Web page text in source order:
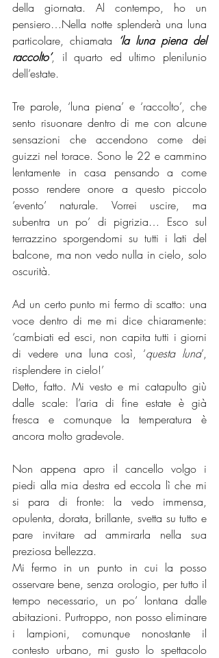
della giornata. Al contempo, ho un
pensiero…Nella notte splenderà una luna
particolare, chiamata ‘la luna piena del
raccolto’, il quarto ed ultimo plenilunio
dell’estate.
Tre parole, ‘luna piena’ e ‘raccolto’, che
sento risuonare dentro di me con alcune
sensazioni che accendono come dei
guizzi nel torace. Sono le 22 e cammino
lentamente in casa pensando a come
posso rendere onore a questo piccolo
‘evento’ naturale. Vorrei uscire, ma
subentra un po’ di pigrizia… Esco sul
terrazzino sporgendomi su tutti i lati del
balcone, ma non vedo nulla in cielo, solo
oscurità.
Ad un certo punto mi fermo di scatto: una
voce dentro di me mi dice chiaramente:
‘cambiati ed esci, non capita tutti i giorni
di vedere una luna così, ‘questa luna’,
risplendere in cielo!’
Detto, fatto. Mi vesto e mi catapulto giù
dalle scale: l’aria di fine estate è già
fresca e comunque la temperatura è
ancora molto gradevole.
Non appena apro il cancello volgo i
piedi alla mia destra ed eccola lì che mi
si para di fronte: la vedo immensa,
opulenta, dorata, brillante, svetta su tutto e
pare invitare ad ammirarla nella sua
preziosa bellezza.
Mi fermo in un punto in cui la posso
osservare bene, senza orologio, per tutto il
tempo necessario, un po’ lontana dalle
abitazioni. Purtroppo, non posso eliminare
i lampioni, comunque nonostante il
contesto urbano, mi gusto lo spettacolo